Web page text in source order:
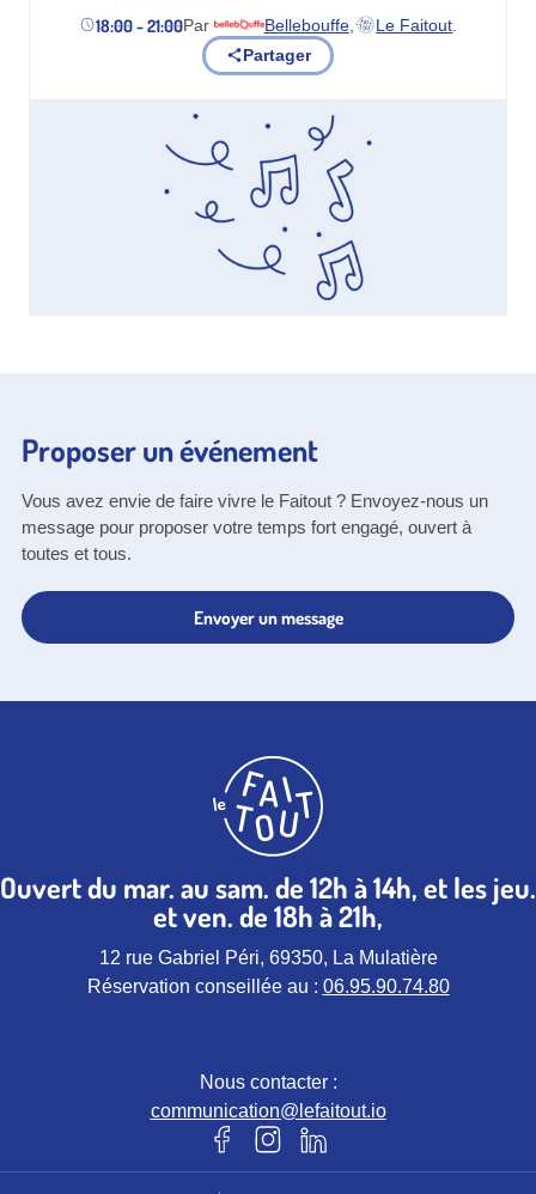
18:00 - 21:00Par Bellebouffe
(nouvel onglet) , Le Faitout
(nouvel onglet)
Partager
Proposer un événement
Vous avez envie de faire vivre le Faitout ? Envoyez-nous un
message pour proposer votre temps fort engagé, ouvert à
toutes et tous.
Envoyer un message
Ouvert du mar. au sam. de 12h à 14h, et les jeu.
et ven. de 18h à 21h,
12 rue Gabriel Péri, 69350, La Mulatière
Réservation conseillée au : 06.95.90.74.80
Nous contacter :
communication@lefaitout.io
Notre page Facebook (nouvel
Notre page instagram (nouvel
Notre page Linkedin